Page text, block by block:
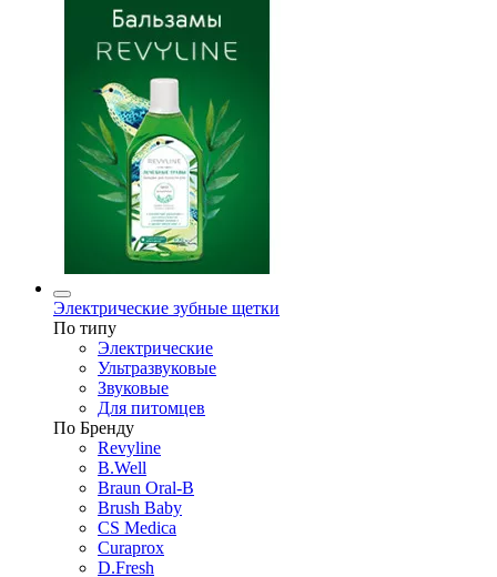
Электрические зубные щетки
По типу
Электрические
Ультразвуковые
Звуковые
Для питомцев
По Бренду
Revyline
B.Well
Braun Oral-B
Brush Baby
CS Medica
Curaprox
D.Fresh